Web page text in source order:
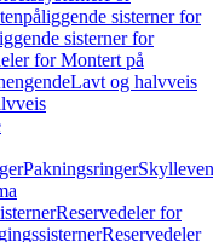
sisterner for
sisterner for
for Montert på
Lavt og halvveis
Pakningsringer
Reservedeler for
Reservedeler